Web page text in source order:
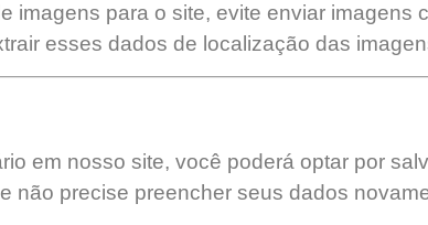
imagens para o site, evite enviar
esses dados de localização das
em nosso site, você poderá optar por
não precise preencher seus dados